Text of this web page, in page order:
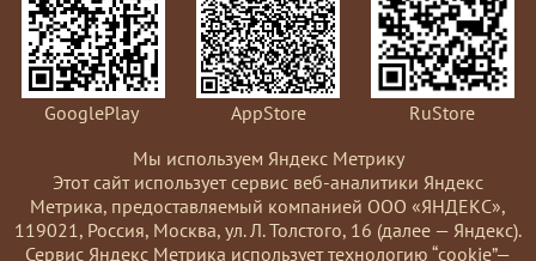
GooglePlay AppStore
RuStore
Мы используем Яндекс Метрику
Этот сайт использует сервис веб-аналитики Яндекс
Метрика, предоставляемый компанией ООО «ЯНДЕКС»,
119021, Россия, Москва, ул. Л. Толстого, 16 (далее — Яндекс).
Сервис Яндекс Метрика использует технологию “cookie”—